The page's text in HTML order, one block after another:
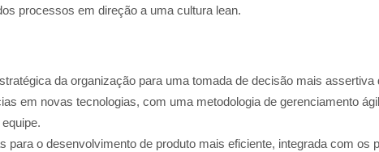
processos em direção a uma cultura lean.
da organização para uma tomada de decisão mais assertiva
em novas tecnologias, com uma metodologia de gerenciamento
para o desenvolvimento de produto mais eficiente, integrada com os